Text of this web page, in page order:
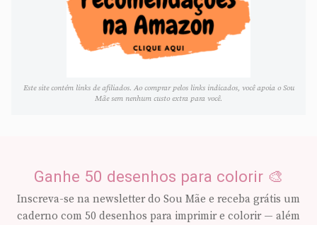
Este site contém links de afiliados. Ao comprar pelos links indicados, você apoia o Sou
Mãe sem nenhum custo extra para você.
Ganhe 50 desenhos para colorir 🎨
Inscreva-se na newsletter do Sou Mãe e receba grátis um
caderno com 50 desenhos para imprimir e colorir — além